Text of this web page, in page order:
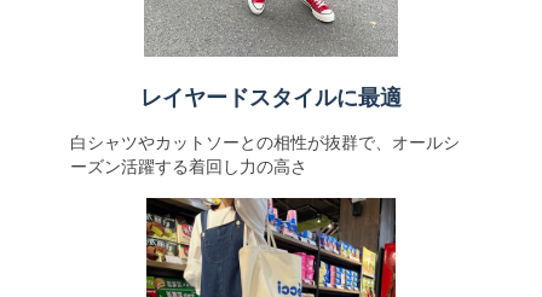
レイヤードスタイルに最適
白シャツやカットソーとの相性が抜群で、オールシ
ーズン活躍する着回し力の高さ